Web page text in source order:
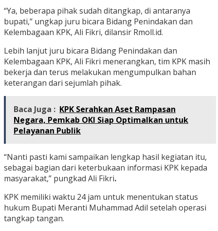
“Ya, beberapa pihak sudah ditangkap, di antaranya
bupati,” ungkap juru bicara Bidang Penindakan dan
Kelembagaan KPK, Ali Fikri, dilansir Rmoll.id.
Lebih lanjut juru bicara Bidang Penindakan dan
Kelembagaan KPK, Ali Fikri menerangkan, tim KPK masih
bekerja dan terus melakukan mengumpulkan bahan
keterangan dari sejumlah pihak.
Baca Juga : KPK Serahkan Aset Rampasan
Negara, Pemkab OKI Siap Optimalkan untuk
Pelayanan Publik
“Nanti pasti kami sampaikan lengkap hasil kegiatan itu,
sebagai bagian dari keterbukaan informasi KPK kepada
masyarakat,” pungkad Ali Fikri.
KPK memiliki waktu 24 jam untuk menentukan status
hukum Bupati Meranti Muhammad Adil setelah operasi
tangkap tangan.